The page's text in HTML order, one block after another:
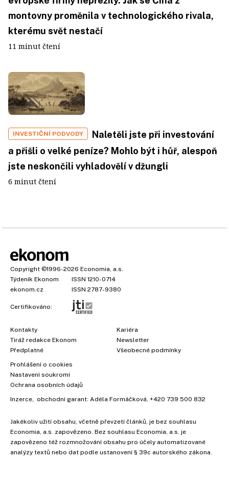
montovny proměnila v technologického rivala,
kterému svět nestačí
11 minut čtení
INVESTIČNÍ PODVODY
Naletěli jste při investování
a přišli o velké peníze? Mohlo být i hůř, alespoň
jste neskončili vyhladovělí v džungli
6 minut čtení
Copyright ©1996-2026 Economia, a.s.
Týdeník Ekonom
ISSN 1210-0714
ekonom.cz
ISSN 2787-9380
Certifikováno:
Kontakty
Tiráž redakce Ekonom
Předplatné
Kariéra
Newsletter
Všeobecné podmínky
Prohlášení o cookies
Nastavení soukromí
Ochrana osobních údajů
Inzerce, obchodní garant: Adéla Formáčková, +420 739 500 832
Jakékoliv užití obsahu, včetně převzetí článků, je bez souhlasu
Economia, a.s. zapovězeno. Bez souhlasu Economia, a.s. je
zapovězeno též rozmnožování obsahu pro účely automatizované
analýzy textů nebo dat podle ustanovení § 39c autorského zákona.